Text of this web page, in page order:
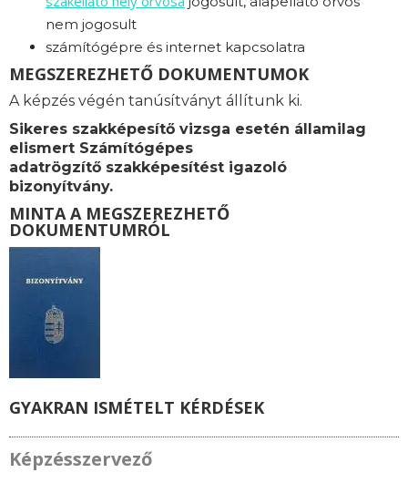
nem jogosult
számítógépre és internet kapcsolatra
MEGSZEREZHETŐ DOKUMENTUMOK
A képzés végén tanúsítványt állítunk ki.
Sikeres szakképesítő vizsga esetén államilag
elismert Számítógépes
adatrögzítő szakképesítést igazoló
bizonyítvány.
MINTA A MEGSZEREZHETŐ
DOKUMENTUMRÓL
GYAKRAN ISMÉTELT KÉRDÉSEK
Képzésszervező